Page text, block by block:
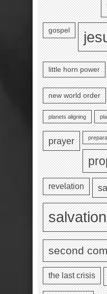
gospel
little horn power
new world order
planets aligning
prayer
revelation
salvation
second
the last crisis